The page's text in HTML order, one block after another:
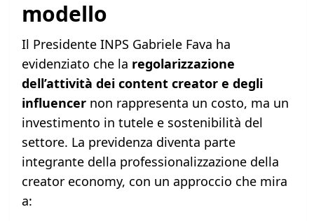
modello
Il Presidente INPS Gabriele Fava ha
evidenziato che la regolarizzazione
dell’attività dei content creator e degli
influencernon rappresenta un costo, ma un
investimento in tutele e sostenibilità del
settore. La previdenza diventa parte
integrante della professionalizzazione della
creator economy, con un approccio che mira
a: